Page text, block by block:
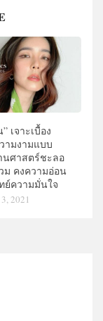
เจาะเบื้อง
ามงามแบบ
นศาสตร์ชะลอ
ม คงความอ่อน
ย์ความมั่นใจ
2021